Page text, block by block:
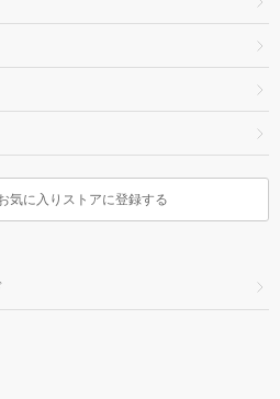
気に入りストアに登録する